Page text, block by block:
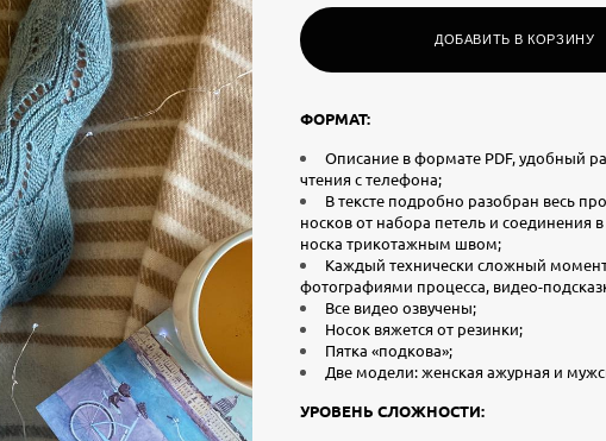
ДОБАВИТЬ В КОРЗИНУ
​ФОРМАТ:
Описание в формате PDF, удобный
чтения с телефона;
В тексте подробно разобран весь
носков от набора петель и соединения
носка трикотажным швом;
Каждый технически сложный
фотографиями процесса, видео-
Все видео озвучены;
Носок вяжется от резинки;
Пятка «подкова»;
Две модели: женская ажурная и
УРОВЕНЬ СЛОЖНОСТИ: